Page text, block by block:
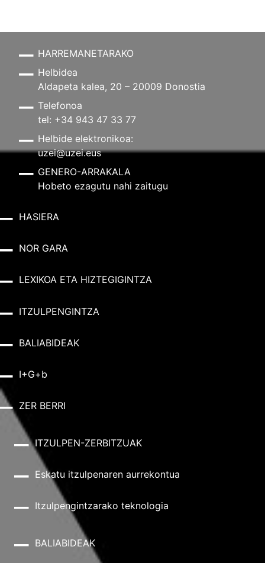
HARREMANETARAKO
Helbidea
Aldapeta kalea, 20 – 20009 Donostia
Telefonoa
tel: +34 943 47 33 77
Helbide elektronikoa:
uzei@uzei.eus
GENERO-ARRAKALA
Hobeto ezagutu nahi zaitugu
HASIERA
NOR GARA
LEXIKOA ETA HIZTEGIGINTZA
ITZULPENGINTZA
BALIABIDEAK
I+G+b
ZER BERRI
ITZULPEN-ZERBITZUAK
Eskatu itzulpenaren aurrekontua
Itzulpengintzarako teknologia
BALIABIDEAK